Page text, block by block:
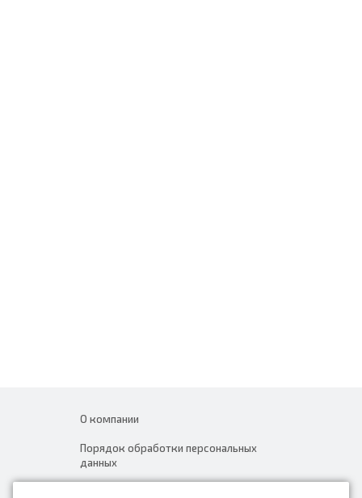
О компании
Порядок обработки персональных
данных